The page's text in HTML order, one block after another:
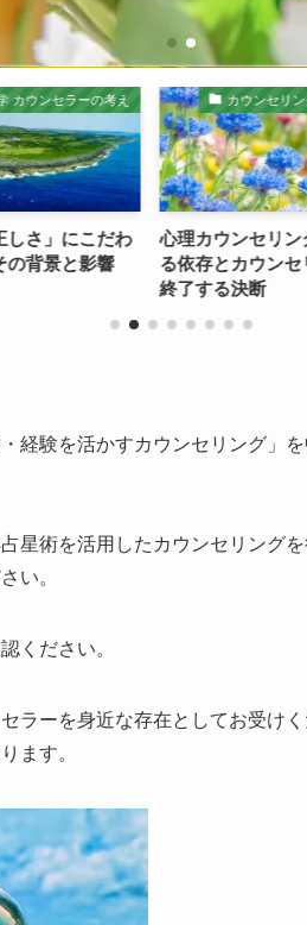
の考え
だわ
響
カウンセリングへの想い
心理カウンセリングに対す
る依存とカウンセリングを
終了する決断
経験を活かすカウンセリング」
星術を活用したカウンセリングを
い。
ください。
ラーを身近な存在としてお受けく
ます。